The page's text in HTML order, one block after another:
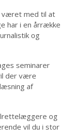
været med til at
har i en årrække
og
seminarer
der være
af
og
vil du i stor